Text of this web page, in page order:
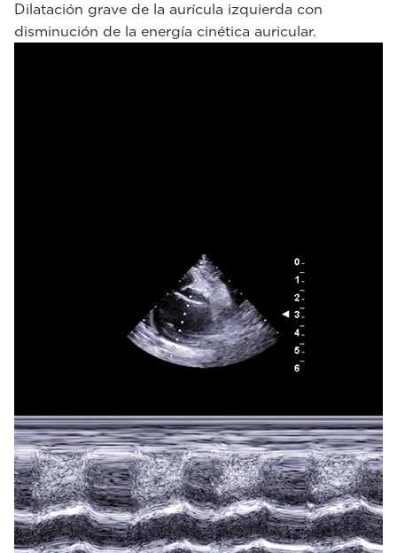
Dilatación grave de la aurícula izquierda con
disminución de la energía cinética auricular.